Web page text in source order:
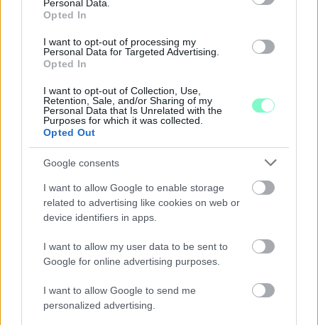
Personal Data.
Opted In
I want to opt-out of processing my
Personal Data for Targeted Advertising.
Opted In
I want to opt-out of Collection, Use,
Retention, Sale, and/or Sharing of my
Personal Data that Is Unrelated with the
Purposes for which it was collected.
Opted Out
Google consents
I want to allow Google to enable storage
related to advertising like cookies on web or
device identifiers in apps.
I want to allow my user data to be sent to
Google for online advertising purposes.
I want to allow Google to send me
personalized advertising.
A BAROKK ÖSSZES ÁRNYALATA ÉS MÉG EGY SOR
KIVÁLÓ PROGRAM VÁR MINDENKIT EZEN A HÉTVÉGÉN
GYŐRBEN
Majka koncert, jóga szeánsz, “borhajózás” és egy csomó minden